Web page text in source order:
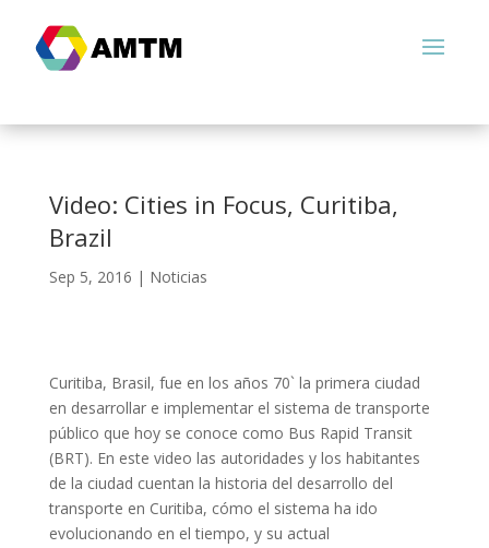
Video: Cities in Focus, Curitiba,
Brazil
Sep 5, 2016 | Noticias
Curitiba, Brasil, fue en los años 70` la primera ciudad
en desarrollar e implementar el sistema de transporte
público que hoy se conoce como Bus Rapid Transit
(BRT). En este video las autoridades y los habitantes
de la ciudad cuentan la historia del desarrollo del
transporte en Curitiba, cómo el sistema ha ido
evolucionando en el tiempo, y su actual